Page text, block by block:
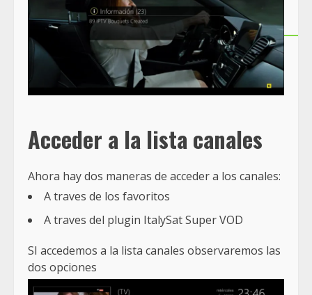
Acceder a la lista canales
Ahora hay dos maneras de acceder a los canales:
A traves de los favoritos
A traves del plugin ItalySat Super VOD
SI accedemos a la lista canales observaremos las
dos opciones